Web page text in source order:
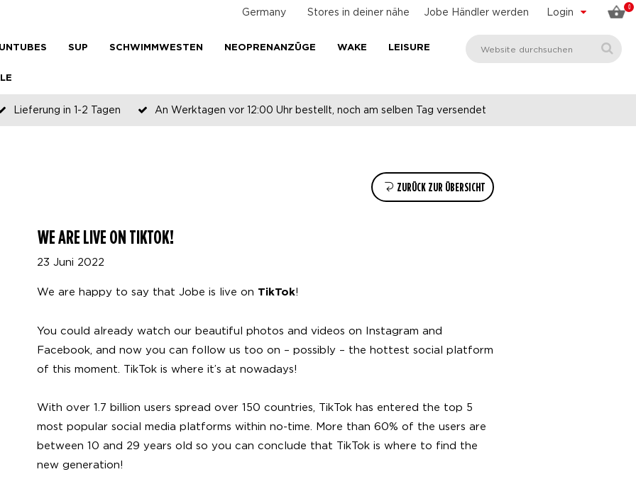
0
Login
Jobe Händler werden
Stores in deiner nähe
Germany
SUP SCHWIMMWESTEN NEOPRENANZÜGE WAKE LEISURE
Lieferung in 1-2 Tagen
An Werktagen vor 12:00 Uhr bestellt, noch am selben Tag versendet
Zahlen Sie später oder in Teilen
ZURÜCK ZUR ÜBERSICHT
WE ARE LIVE ON TIKTOK!
23 Juni 2022
We are happy to say that Jobe is live on TikTok!
You could already watch our beautiful photos and videos on Instagram and
Facebook, and now you can follow us too on – possibly – the hottest social platform
of this moment. TikTok is where it’s at nowadays!
With over 1.7 billion users spread over 150 countries, TikTok has entered the top 5
most popular social media platforms within no-time. More than 60% of the users are
between 10 and 29 years old so you can conclude that TikTok is where to find the
new generation!